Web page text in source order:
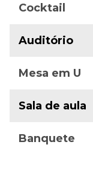
Cocktail
Auditório
Mesa em U
Sala de aula
Banquete